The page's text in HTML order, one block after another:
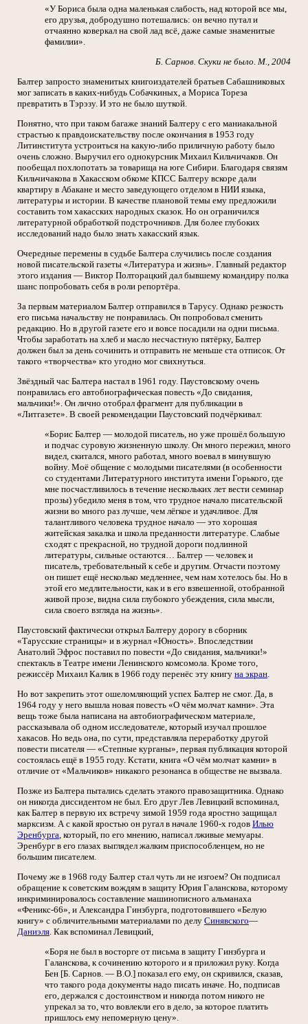
«У Бориса была одна маленькая слабость, над которой все мы,
его друзья, добродушно потешались: он вечно путал и
отчаянно коверкал на свой лад всё, даже самые знаменитые
фамилии».
Б. Сарнов. Скуки не было. М., 2004
Балтер запросто знаменитых книгоиздателей братьев Сабашниковых
мог записать в каких-нибудь Собачкиных, а Мориса Тореза
превратить в Тэрэзу. И это не было шуткой.
Понятно, что при таком багаже знаний Балтеру с его маниакальной
страстью к правдоискательству после окончания в 1953 году
Литинститута устроиться на какую-либо приличную работу было
очень сложно. Выручил его однокурсник Михаил Кильчичаков. Он
пообещал похлопотать за товарища на юге Сибири. Благодаря связям
Кильчичакова в Хакасском обкоме КПСС Балтеру вскоре дали
квартиру в Абакане и место заведующего отделом в НИИ языка,
литературы и истории. В качестве плановой темы ему предложили
составить том хакасских народных сказок. Но он ограничился
литературной обработкой подстрочников. Для более глубоких
исследований надо было знать хакасский язык.
Очередные перемены в судьбе Балтера случились после создания
новой писательской газеты «Литература и жизнь». Главный редактор
этого издания — Виктор Полторацкий дал бывшему командиру полка
шанс попробовать себя в роли репортёра.
За первым материалом Балтер отправился в Тарусу. Однако резкость
его письма начальству не понравилась. Он попробовал сменить
редакцию. Но в другой газете его и вовсе посадили на одни письма.
Чтобы заработать на хлеб и масло несчастную пятёрку, Балтер
должен был за день сочинить и отправить не меньше ста отписок. От
такого «творчества» кто угодно мог свихнуться.
Звёздный час Балтера настал в 1961 году. Паустовскому очень
понравилась его автобиографическая повесть «До свидания,
мальчики!». Он лично отобрал фрагмент для публикации в
«Литгазете». В своей рекомендации Паустовский подчёркивал:
«Борис Балтер — молодой писатель, но уже прошёл большую
и подчас суровую жизненную школу. Он много пережил, много
видел, скитался, много работал, много воевал в минувшую
войну. Моё общение с молодыми писателями (в особенности
со студентами Литературного института имени Горького, где
мне посчастливилось в течение нескольких лет вести семинар
прозы) убедило меня в том, что трудное начало писательской
жизни во много раз лучше, чем лёгкое и удачливое. Для
талантливого человека трудное начало — это хорошая
житейская закалка и школа преданности литературе. Слабые
сходят с прекрасной, но трудной дороги подлинной
литературы, сильные остаются… Балтер — человек и
писатель, требовательный к себе и другим. Отчасти поэтому
он пишет ещё несколько медленнее, чем нам хотелось бы. Но в
этой его медлительности, как и в его взвешенной, отобранной
живой прозе, видна сила глубокого убеждения, сила мысли,
сила своего взгляда на жизнь».
Паустовский фактически открыл Балтеру дорогу в сборник
«Тарусские страницы» и в журнал «Юность». Впоследствии
Анатолий Эфрос поставил по повести «До свидания, мальчики!»
спектакль в Театре имени Ленинского комсомола. Кроме того,
режиссёр Михаил Калик в 1966 году перенёс эту книгу на экран.
Но вот закрепить этот ошеломляющий успех Балтер не смог. Да, в
1964 году у него вышла новая повесть «О чём молчат камни». Эта
вещь тоже была написана на автобиографическом материале,
рассказывала об одном исследователе, который изучал прошлое
хакасов. Но ведь она, по сути, представляла переработку другой
повести писателя — «Степные курганы», первая публикация которой
состоялась ещё в 1955 году. Кстати, книга «О чём молчат камни» в
отличие от «Мальчиков» никакого резонанса в обществе не вызвала.
Позже из Балтера пытались сделать этакого правозащитника. Однако
он никогда диссидентом не был. Его друг Лев Левицкий вспоминал,
как Балтер в первую их встречу зимой 1959 года яростно защищал
марксизм. А с какой яростью он ругал в начале 1960-х годов Илью
Эренбурга, который, по его мнению, написал лживые мемуары.
Эренбург в его глазах выглядел жалким приспособленцем, но не
большим писателем.
Почему же в 1968 году Балтер стал чуть ли не изгоем? Он подписал
обращение к советским вождям в защиту Юрия Галанскова, которому
инкриминировалось составление машинописного альманаха
«Феникс-66», и Александра Гинзбурга, подготовившего «Белую
книгу» с обличительными материалами по делу Синявского—
Даниэля. Как вспоминал Левицкий,
«Боря не был в восторге от письма в защиту Гинзбурга и
Галанскова, к сочинению которого и я приложил руку. Когда
Бен [Б. Сарнов. — В.О.] показал его ему, он скривился, сказав,
что такого рода документы надо писать иначе. Но, подписав
его, держался с достоинством и никогда потом никого не
упрекал за то, что вовлекли его в дело, за которое платить
пришлось ему непомерную цену».